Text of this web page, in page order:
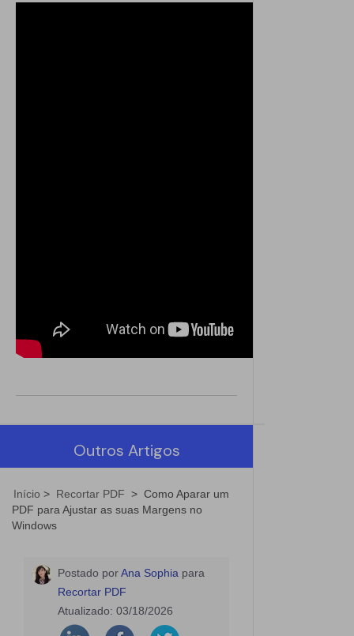
Outros Artigos
Início > Recortar PDF > Como Aparar um
PDF para Ajustar as suas Margens no
Windows
Postado porAna Sophia para
Recortar PDF
Atualizado:03/18/2026